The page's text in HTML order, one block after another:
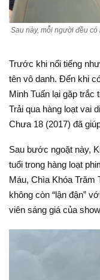
Sau này, mỗi người đều
Trước khi nổi tiếng
tên vô danh. Đến khi
Minh Tuấn lại gặp
Trải qua hàng loạt vai
Chưa 18 (2017) đã
Sau bước ngoặt này,
tuổi trong hàng loạt
Máu, Chìa Khóa
không còn “lận đận”
viên sáng giá của